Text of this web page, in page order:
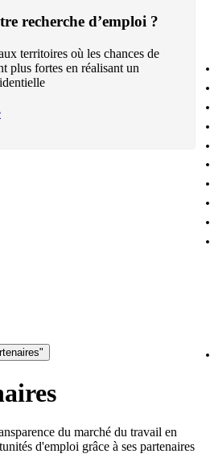
recherche d’emploi ?
territoires où les chances de
plus fortes en réalisant un
du marché du travail en
d'emploi grâce à ses partenaires